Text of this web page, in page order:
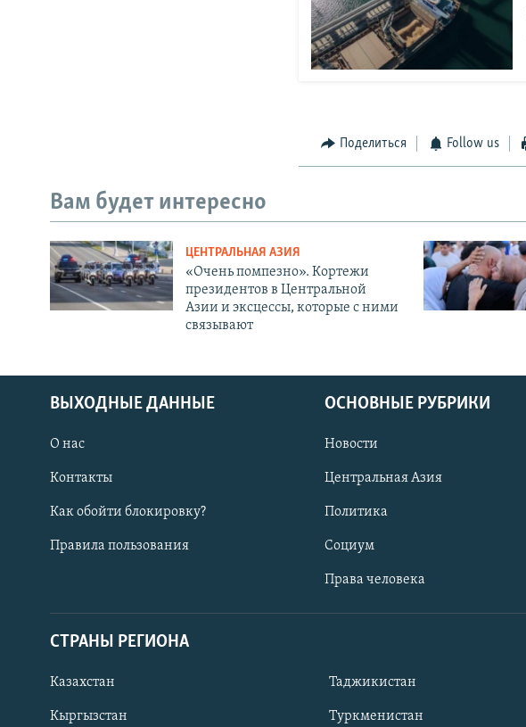
Поделиться Follow us
Вам будет интересно
ЦЕНТРАЛЬНАЯ АЗИЯ
«Очень помпезно». Кортежи
президентов в Центральной
Азии и эксцессы, которые с ними
связывают
ВЫХОДНЫЕ ДАННЫЕ
О нас
Контакты
Как обойти блокировку?
Правила пользования
ОСНОВНЫЕ РУБРИКИ
Новости
Центральная Азия
Политика
Социум
Права человека
СТРАНЫ РЕГИОНА
Казахстан
Кыргызстан
Таджикистан
Туркменистан